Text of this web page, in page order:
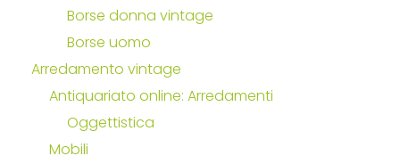
Borse donna vintage
Borse uomo
Arredamento vintage
Antiquariato online: Arredamenti
Oggettistica
Mobili